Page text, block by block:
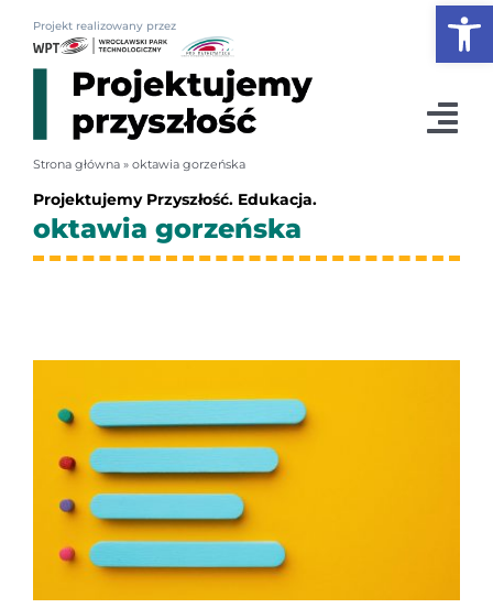
zawartości
Projekt realizowany przez
Konferencja 2026
Strona główna» oktawia gorzeńska
Projektujemy Przyszłość. Edukacja.
oktawia gorzeńska